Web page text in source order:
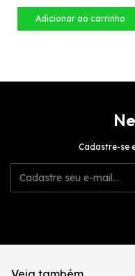
Cadastre-se